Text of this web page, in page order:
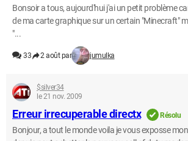
Bonsoir a tous, aujourd'hui j'ai un petit problème
de ma carte graphique sur un certain "Minecraft"
"...
33 2 août par jumulka
$silver34
le 21 nov. 2009
Erreur irrecuperable directx Résolu
Bonjour, a tout le monde voila je vous exposse